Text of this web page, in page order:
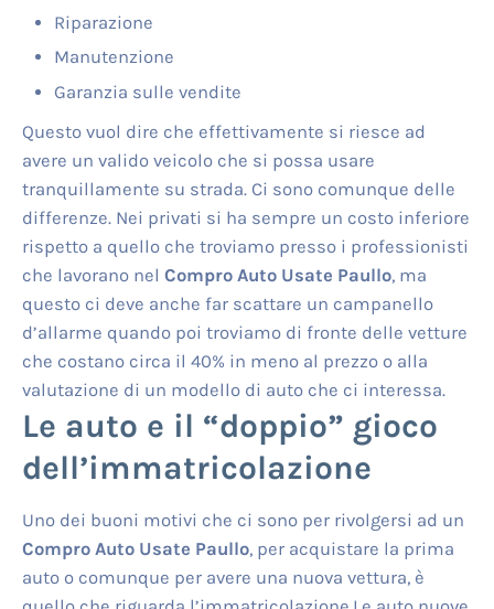
Riparazione
Manutenzione
Garanzia sulle vendite
Questo vuol dire che effettivamente si riesce ad
avere un valido veicolo che si possa usare
tranquillamente su strada. Ci sono comunque delle
differenze. Nei privati si ha sempre un costo inferiore
rispetto a quello che troviamo presso i professionisti
che lavorano nel Compro Auto Usate Paullo, ma
questo ci deve anche far scattare un campanello
d’allarme quando poi troviamo di fronte delle vetture
che costano circa il 40% in meno al prezzo o alla
valutazione di un modello di auto che ci interessa.
Le auto e il “doppio” gioco
dell’immatricolazione
Uno dei buoni motivi che ci sono per rivolgersi ad un
Compro Auto Usate Paullo, per acquistare la prima
auto o comunque per avere una nuova vettura, è